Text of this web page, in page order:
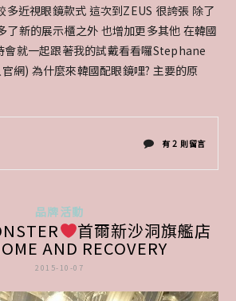
多近視眼鏡款式 這次到ZEUS 很誇張 除了
了新的展示櫃之外 也增加更多其他 在韓國
會就一起跟著我的試戴看看囉Stephane
網) 為什麼來韓國配眼鏡哩? 主要的原
在
〈韓
明
洞
有 2 則留言
品牌活動
首爾新沙洞旗艦店
AND RECOVERY
2015-10-07